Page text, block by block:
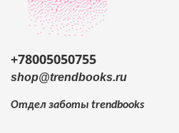
+78005050755
shop@trendbooks.ru
Отдел заботы trendbooks